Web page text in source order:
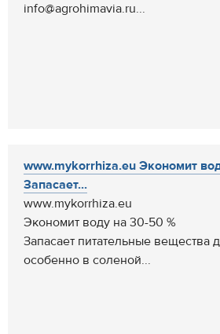
info@agrohimavia.ru...
www.mykorrhiza.eu Экономит
Запасает...
www.mykorrhiza.eu
Экономит воду на 30-50 %
Запасает питательные вещества
особенно в соленой...